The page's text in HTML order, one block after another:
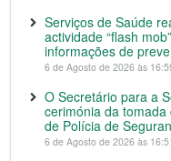
Serviços de Saúde
actividade “flash
informações de
6 de Agosto de 2026 às
O Secretário para a
cerimónia da
de Polícia de
6 de Agosto de 2026 às